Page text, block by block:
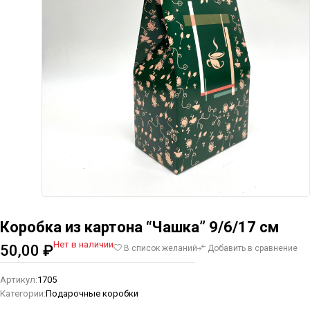
Коробка из картона “Чашка” 9/6/17 см
50,00 ₽Нет в наличии В список желаний Добавить в сравнение
Артикул:1705
Категории:Подарочные коробки